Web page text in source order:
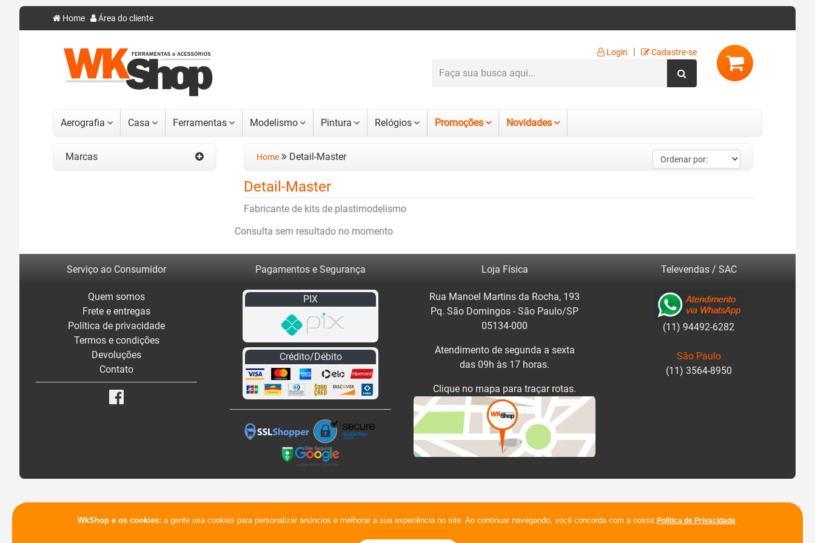
Home Área do cliente
Login | Cadastre-se
Aerografia Casa Ferramentas Modelismo Pintura Relógios Promoções Novidades
Marcas Home Detail-Master
Detail-Master
Fabricante de kits de plastimodelismo
Consulta sem resultado no momento
WkShop e os cookies: a gente usa cookies para personalizar anúncios e melhorar a sua experiência no site. Ao continuar navegando, você concorda com a nossa Politica de Privacidade.
Serviço ao Consumidor
Quem somos
Frete e entregas
Política de privacidade
Termos e condições
Devoluções
Contato
Pagamentos e Segurança
PIX
Crédito/Débito
Loja Física
Rua Manoel Martins da Rocha, 193
Pq. São Domingos - São Paulo/SP
05134-000
Atendimento de segunda a sexta
das 09h às 17 horas.
Clique no mapa para traçar rotas.
Televendas / SAC
(11) 94492-6282
São Paulo
(11) 3564-8950